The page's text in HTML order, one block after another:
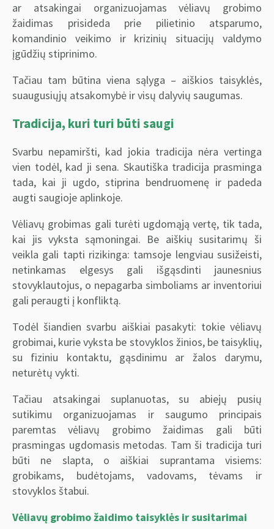
ar atsakingai organizuojamas vėliavų grobimo
žaidimas prisideda prie pilietinio atsparumo,
komandinio veikimo ir krizinių situacijų valdymo
įgūdžių stiprinimo.
Tačiau tam būtina viena sąlyga – aiškios taisyklės,
suaugusiųjų atsakomybė ir visų dalyvių saugumas.
Tradicija, kuri turi būti saugi
Svarbu nepamiršti, kad jokia tradicija nėra vertinga
vien todėl, kad ji sena. Skautiška tradicija prasminga
tada, kai ji ugdo, stiprina bendruomenę ir padeda
augti saugioje aplinkoje.
Vėliavų grobimas gali turėti ugdomąją vertę, tik tada,
kai jis vyksta sąmoningai. Be aiškių susitarimų ši
veikla gali tapti rizikinga: tamsoje lengviau susižeisti,
netinkamas elgesys gali išgąsdinti jaunesnius
stovyklautojus, o nepagarba simboliams ar inventoriui
gali peraugti į konfliktą.
Todėl šiandien svarbu aiškiai pasakyti: tokie vėliavų
grobimai, kurie vyksta be stovyklos žinios, be taisyklių,
su fiziniu kontaktu, gąsdinimu ar žalos darymu,
neturėtų vykti.
Tačiau atsakingai suplanuotas, su abiejų pusių
sutikimu organizuojamas ir saugumo principais
paremtas vėliavų grobimo žaidimas gali būti
prasmingas ugdomasis metodas. Tam ši tradicija turi
būti ne slapta, o aiškiai suprantama visiems:
grobikams, budėtojams, vadovams, tėvams ir
stovyklos štabui.
Vėliavų grobimo žaidimo taisyklės ir susitarimai